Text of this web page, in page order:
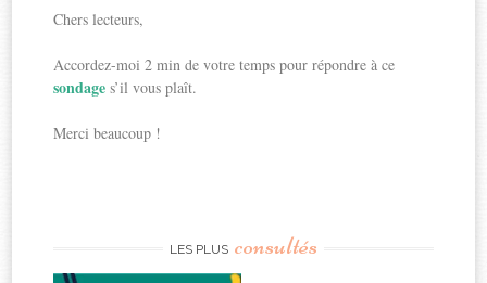
Chers lecteurs,
Accordez-moi 2 min de votre temps pour répondre à ce
sondages’il vous plaît.
Merci beaucoup !
LES PLUS consultés